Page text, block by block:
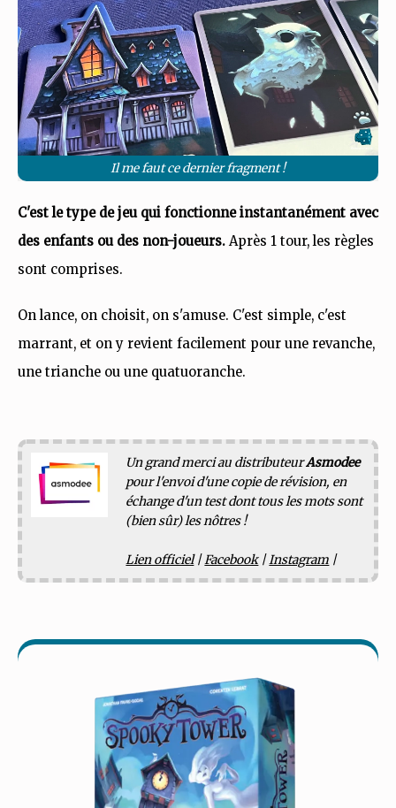
Il me faut ce dernier fragment !
C'est le type de jeu qui fonctionne instantanément avec
des enfants ou des non-joueurs. Après 1 tour, les règles
sont comprises.
On lance, on choisit, on s'amuse. C'est simple, c'est
marrant, et on y revient facilement pour une revanche,
une trianche ou une quatuoranche.
Un grand merci au distributeurAsmodee
pour l'envoi d'une copie de révision, en
échange d'un test dont tous les mots sont
(bien sûr) les nôtres !
Lien officiel|Facebook|Instagram |